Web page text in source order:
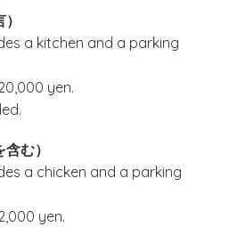
a kitchen and a parking
yen.
む）
a chicken and a parking
yen.